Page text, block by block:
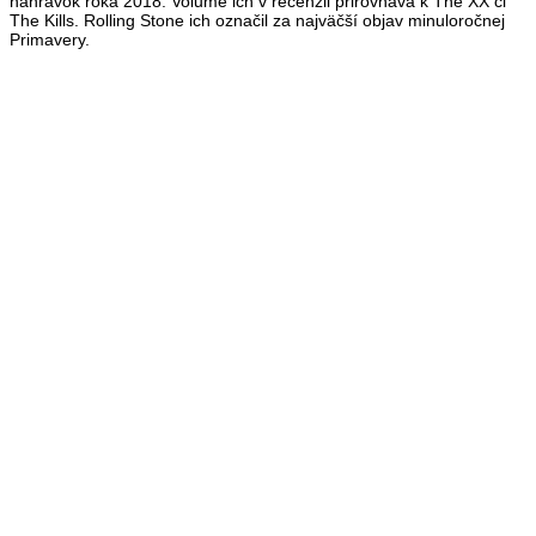
The Kills. Rolling Stone ich označil za najväčší objav minuloročnej
Primavery.